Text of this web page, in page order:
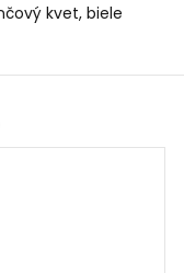
kvet, biele